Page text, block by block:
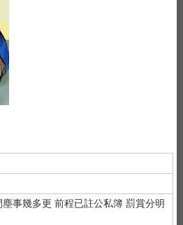
事幾多更 前程已註公私簿 罰賞分明